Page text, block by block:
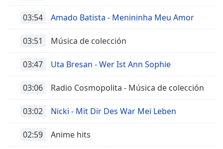
03:54 Amado Batista - Menininha Meu Amor
03:51 Música de colección
03:47 Uta Bresan - Wer Ist Ann Sophie
03:06 Radio Cosmopolita - Música de colección
03:02 Nicki - Mit Dir Des War Mei Leben
02:59 Anime hits